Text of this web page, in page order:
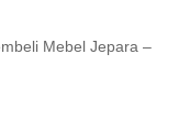
Mebel Jepara –